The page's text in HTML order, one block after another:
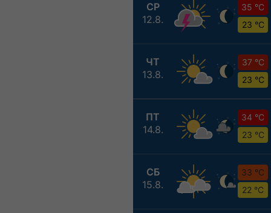
СР
12.8.
35 °C
23 °C
ЧТ
13.8.
37 °C
23 °C
ПТ
14.8.
34 °C
23 °C
СБ
15.8.
33 °C
22 °C